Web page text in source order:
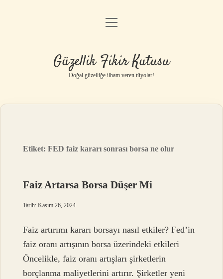
Anasayfa
Yasal Uyarı
menüyü
Güzellik Fikir Kutusu
Doğal güzelliğe ilham veren tüyolar!
Etiket:FED faiz kararı sonrası borsa ne olur
Faiz Artarsa Borsa Düşer Mi
Tarih: Kasım 26, 2024
Faiz artırımı kararı borsayı nasıl etkiler? Fed’in
faiz oranı artışının borsa üzerindeki etkileri
Öncelikle, faiz oranı artışları şirketlerin
borçlanma maliyetlerini artırır. Şirketler yeni